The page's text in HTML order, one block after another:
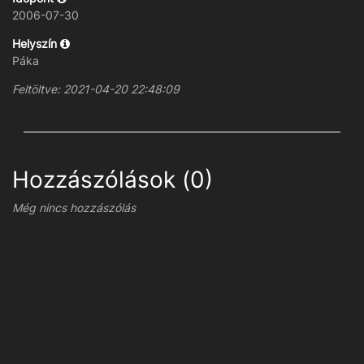
2006-07-30
Helyszín
Páka
Feltöltve: 2021-04-20 22:48:09
Hozzászólások (0)
Még nincs hozzászólás